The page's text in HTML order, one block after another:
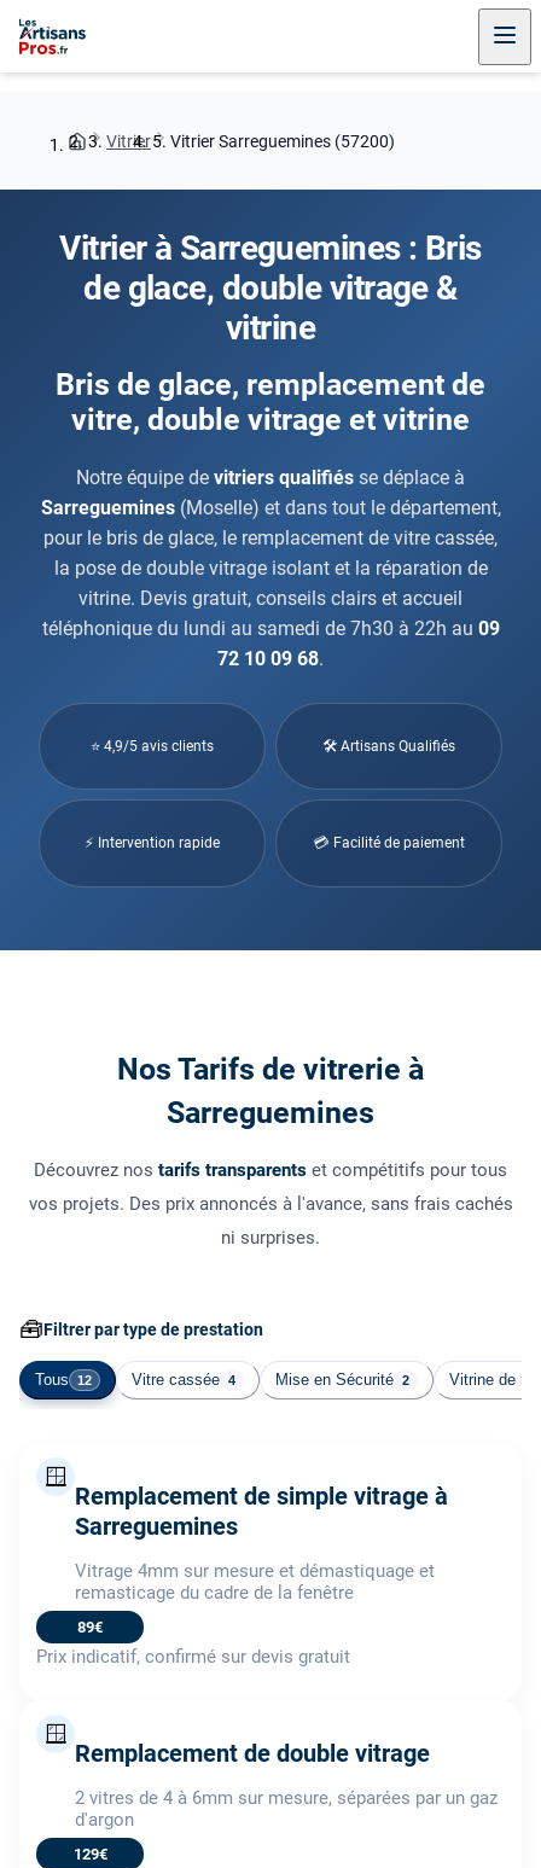
Vitrier Vitrier Sarreguemines (57200)
Vitrier à Sarreguemines : Bris
de glace, double vitrage &
vitrine
Bris de glace, remplacement de
vitre, double vitrage et vitrine
Notre équipe de vitriers qualifiés se déplace à
Sarreguemines(Moselle) et dans tout le département,
pour le bris de glace, le remplacement de vitre cassée,
la pose de double vitrage isolant et la réparation de
vitrine. Devis gratuit, conseils clairs et accueil
téléphonique du lundi au samedi de 7h30 à 22h au 09
72 10 09 68.
⭐ 4,9/5 avis clients 🛠 Artisans Qualifiés
⚡ Intervention rapide 💳 Facilité de paiement
Nos Tarifs de vitrerie à
Sarreguemines
Découvrez nos tarifs transparents et compétitifs pour tous
vos projets. Des prix annoncés à l'avance, sans frais cachés
ni surprises.
🧰Filtrer par type de prestation
Tous 12 Vitre cassée 4 Mise en Sécurité 2 Vitrine de
🪟
Remplacement de simple vitrage à
Sarreguemines
Vitrage 4mm sur mesure et démastiquage et
remasticage du cadre de la fenêtre
89€
Prix indicatif, confirmé sur devis gratuit
🪟
Remplacement de double vitrage
2 vitres de 4 à 6mm sur mesure, séparées par un gaz
d'argon
129€